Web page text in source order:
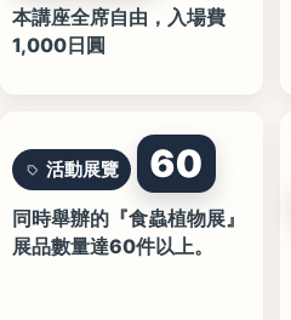
本講座全席自由，入場費
1,000日圓
活動展覽 60
同時舉辦的『食蟲植物展』
展品數量達60件以上。